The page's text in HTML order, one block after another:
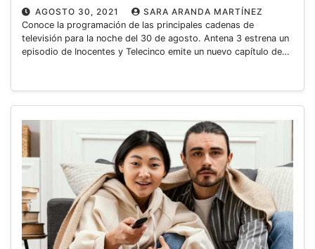
AGOSTO 30, 2021
SARA ARANDA MARTÍNEZ
Conoce la programación de las principales cadenas de
televisión para la noche del 30 de agosto. Antena 3 estrena un
episodio de Inocentes y Telecinco emite un nuevo capítulo de…